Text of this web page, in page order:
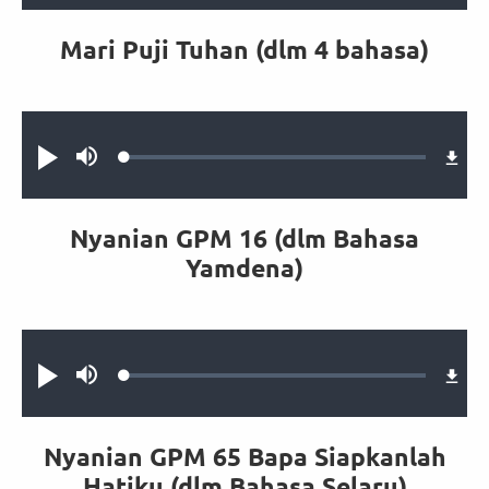
Mari Puji Tuhan (dlm 4 bahasa)
PutarBisu Loaded:
Nyanian GPM 16 (dlm Bahasa
Yamdena)
PutarBisu Loaded:
Nyanian GPM 65 Bapa Siapkanlah